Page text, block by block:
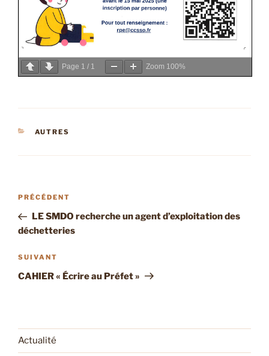
Page 1 / 1 Zoom 100%
CATÉGORIES
AUTRES
Navigation
l’article
Article
précédent
PRÉCÉDENT
LE SMDO recherche un agent d’exploitation des
déchetteries
Article
suivant
SUIVANT
CAHIER « Écrire au Préfet »
Actualité